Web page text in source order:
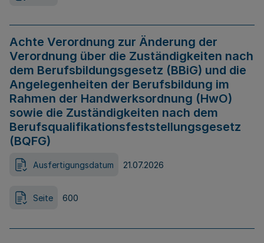
Achte Verordnung zur Änderung der
Verordnung über die Zuständigkeiten nach
dem Berufsbildungsgesetz (BBiG) und die
Angelegenheiten der Berufsbildung im
Rahmen der Handwerksordnung (HwO)
sowie die Zuständigkeiten nach dem
Berufsqualifikationsfeststellungsgesetz
(BQFG)
Ausfertigungsdatum 21.07.2026
Seite 600